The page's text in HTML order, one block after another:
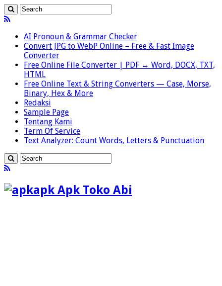
AI Pronoun & Grammar Checker
Convert JPG to WebP Online – Free & Fast Image
Converter
Free Online File Converter | PDF ↔ Word, DOCX, TXT,
HTML
Free Online Text & String Converters — Case, Morse,
Binary, Hex & More
Redaksi
Sample Page
Tentang Kami
Term Of Service
Text Analyzer: Count Words, Letters & Punctuation
apk Apk Toko Abi